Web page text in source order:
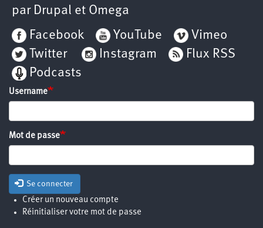
par Drupal et Omega
Facebook
YouTube
Vimeo
Twitter
Instagram
Flux RSS
Podcasts
Username
Mot de passe
Se connecter
Créer un nouveau compte
Réinitialiser votre mot de passe